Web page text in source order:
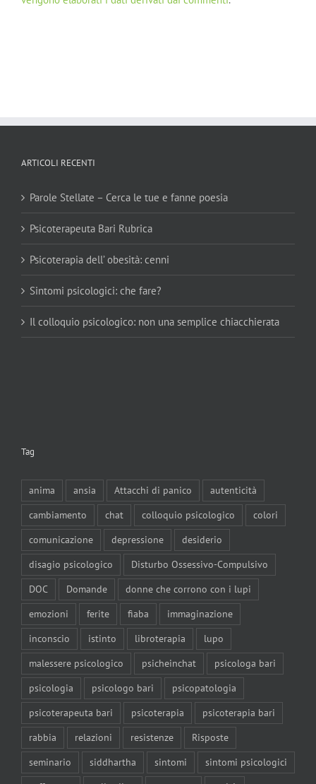
ARTICOLI RECENTI
Parole Stellate – Cerca le tue e fanne poesia
Psicoterapeuta Bari Rubrica
Psicoterapia dell’ obesità: cenni
Sintomi psicologici: che fare?
Il colloquio psicologico: non una semplice chiacchierata
Tag
anima ansia Attacchi di panico
autenticità
cambiamento
chat colloquio psicologico
colori
comunicazione
depressione
desiderio
disagio psicologico
Disturbo Ossessivo-Compulsivo
DOC
Domande
donne che corrono con i lupi
emozioni
ferite fiaba
immaginazione
inconscio
istinto libroterapia
lupo
malessere psicologico
psicheinchat
psicologa bari
psicologia
psicologo bari
psicopatologia
psicoterapeuta bari
psicoterapia
psicoterapia bari
rabbia
relazioni resistenze
Risposte
seminario
siddhartha sintomi
sintomi psicologici